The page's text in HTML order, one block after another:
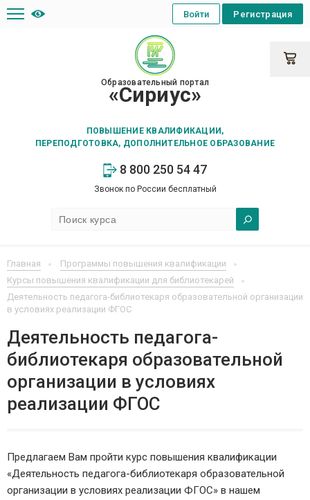
Образовательный портал
«Сириус»
ПОВЫШЕНИЕ КВАЛИФИКАЦИИ,
ПЕРЕПОДГОТОВКА, ДОПОЛНИТЕЛЬНОЕ ОБРАЗОВАНИЕ
8 800 250 54 47
Звонок по России бесплатный
Регистрация
Войти
Главная
Программы повышения квалификации
Курсы повышения квалификации для библиотекарей
Деятельность педагога-библиотекаря образовательной организации
в условиях реализации ФГОС
Деятельность педагога-
библиотекаря образовательной
организации в условиях
реализации ФГОС
Предлагаем Вам пройти курс повышения квалификации
«Деятельность педагога-библиотекаря образовательной
организации в условиях реализации ФГОС» в нашем